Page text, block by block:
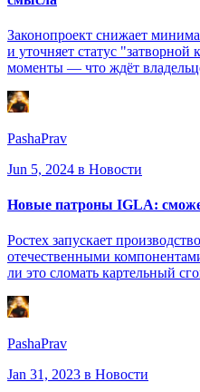
Законопроект снижает
и уточняет статус
моменты — что ждёт
PashaPrav
Jun 5, 2024 в Новости
Новые патроны IGLA:
Ростех запускает
отечественными
ли это сломать картельный
PashaPrav
Jan 31, 2023 в Новости